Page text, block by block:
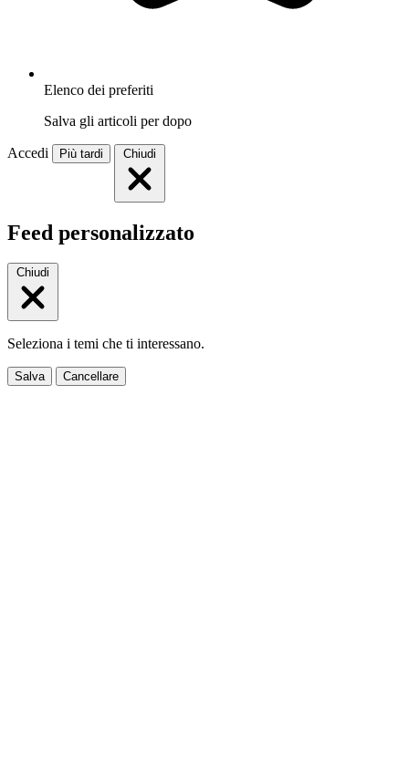
Elenco dei preferiti
Salva gli articoli per dopo
Accedi Più tardi Chiudi
Feed personalizzato
Chiudi
Seleziona i temi che ti interessano.
Salva Cancellare